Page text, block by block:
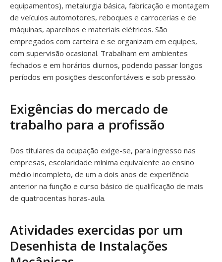
equipamentos), metalurgia básica, fabricação e montagem
de veículos automotores, reboques e carrocerias e de
máquinas, aparelhos e materiais elétricos. São
empregados com carteira e se organizam em equipes,
com supervisão ocasional. Trabalham em ambientes
fechados e em horários diurnos, podendo passar longos
períodos em posições desconfortáveis e sob pressão.
Exigências do mercado de
trabalho para a profissão
Dos titulares da ocupação exige-se, para ingresso nas
empresas, escolaridade mínima equivalente ao ensino
médio incompleto, de um a dois anos de experiência
anterior na função e curso básico de qualificação de mais
de quatrocentas horas-aula.
Atividades exercidas por um
Desenhista de Instalações